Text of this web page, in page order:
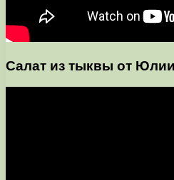
Салат из тыквы от